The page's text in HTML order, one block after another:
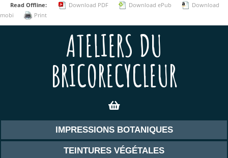
Read Offline: Download PDF Download ePub
Download
mobi
Print
ATELIERS DU
BRICORECYCLEUR
IMPRESSIONS BOTANIQUES
TEINTURES VÉGÉTALES